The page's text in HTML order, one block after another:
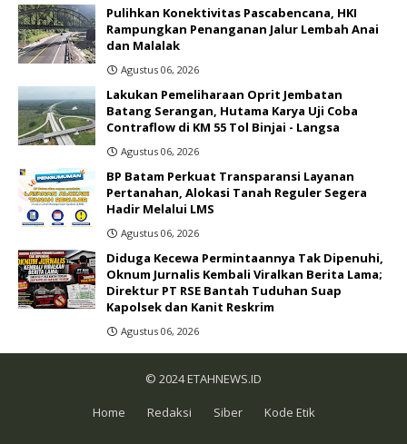
Pulihkan Konektivitas Pascabencana, HKI
Rampungkan Penanganan Jalur Lembah Anai
dan Malalak
Agustus 06, 2026
Lakukan Pemeliharaan Oprit Jembatan
Batang Serangan, Hutama Karya Uji Coba
Contraflow di KM 55 Tol Binjai - Langsa
Agustus 06, 2026
BP Batam Perkuat Transparansi Layanan
Pertanahan, Alokasi Tanah Reguler Segera
Hadir Melalui LMS
Agustus 06, 2026
Diduga Kecewa Permintaannya Tak Dipenuhi,
Oknum Jurnalis Kembali Viralkan Berita Lama;
Direktur PT RSE Bantah Tuduhan Suap
Kapolsek dan Kanit Reskrim
Agustus 06, 2026
© 2024ETAHNEWS.ID
Home Redaksi Siber Kode Etik